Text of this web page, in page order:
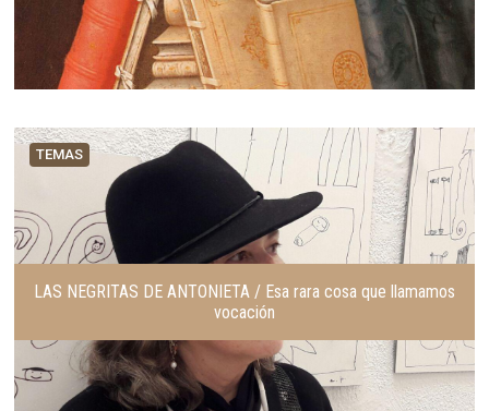
TEMAS
LAS NEGRITAS DE ANTONIETA / Esa rara cosa que llamamos
vocación